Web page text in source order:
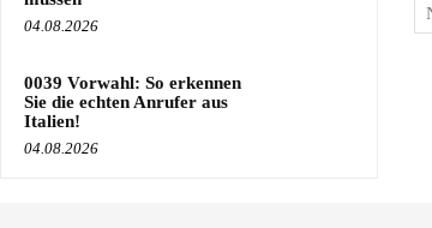
04.08.2026
0039 Vorwahl: So erkennen
Sie die echten Anrufer aus
Italien!
04.08.2026